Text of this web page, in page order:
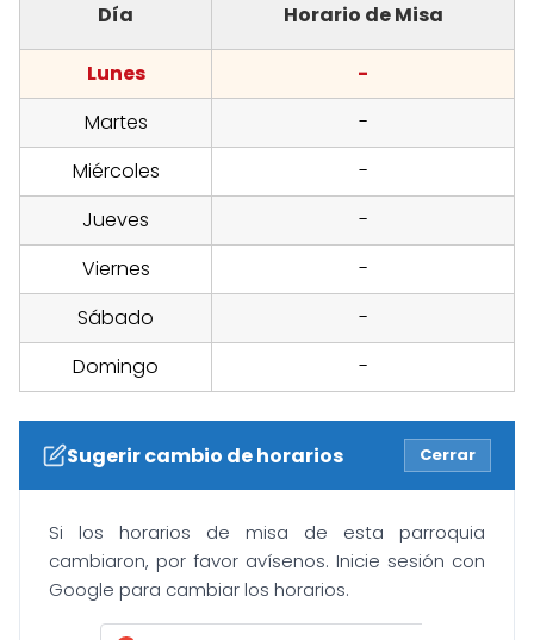
Día Horario de Misa
Lunes
-
Martes
-
Miércoles
-
Jueves
-
Viernes
-
Sábado
-
Domingo
-
Sugerir cambio de horarios Cerrar
Si los horarios de misa de esta parroquia
cambiaron, por favor avísenos. Inicie sesión con
Google para cambiar los horarios.